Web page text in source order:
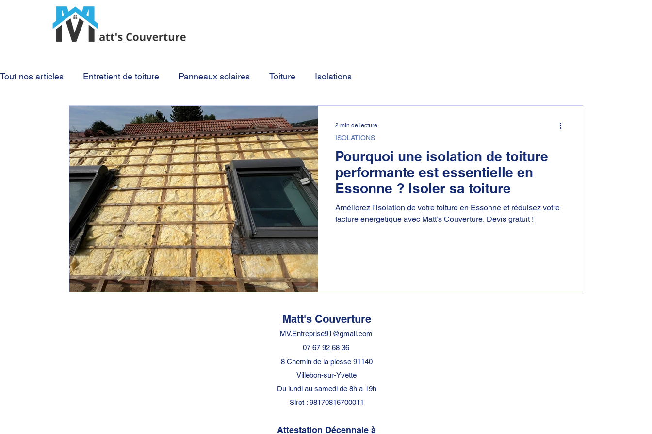
Tout nos articles Entretient de toiture Panneaux solaires Toiture Isolations
Pourquoi une isolation de toiture
performante est essentielle en
Essonne ? Isoler sa toiture
Améliorez l’isolation de votre toiture en Essonne et réduisez votre
facture énergétique avec Matt’s Couverture. Devis gratuit !
ISOLATIONS
2 min de lecture
Matt's Couverture
MV.Entreprise91@gmail.com
07 67 92 68 36
8 Chemin de la plesse 91140
Villebon-sur-Yvette
Du lundi au samedi de 8h a 19h
Siret : 98170816700011
Attestation Décennale à